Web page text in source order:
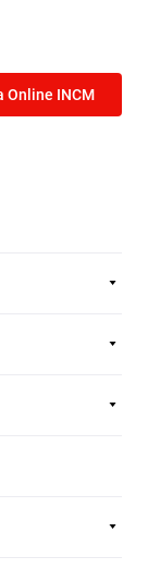
Online INCM